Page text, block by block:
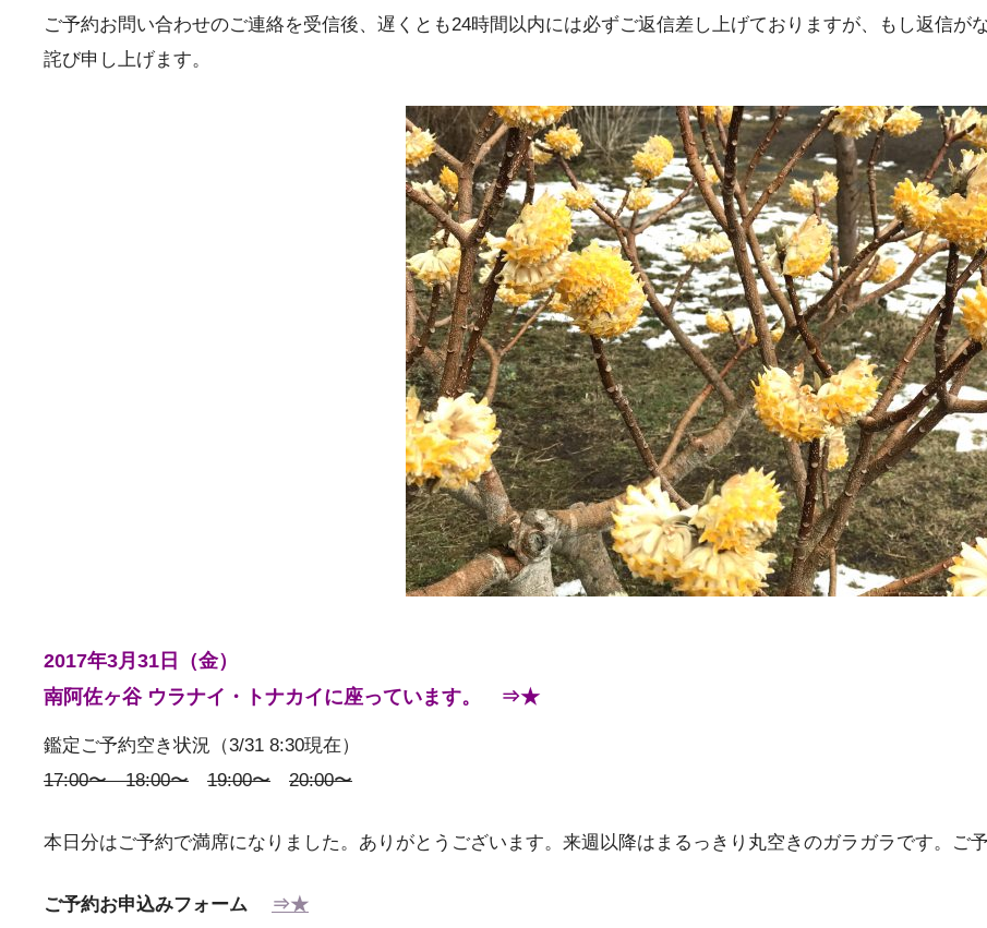
ご予約お問い合わせのご連絡を受信後、遅くとも24時間以内には必ずご返信差し上げておりますが、もし返信が
詫び申し上げます。
2017年3月31日（金）
南阿佐ヶ谷 ウラナイ・トナカイに座っています。 ⇒★
鑑定ご予約空き状況（3/31 8:30現在）
17:00〜 18:00〜
19:00〜 20:00〜
本日分はご予約で満席になりました。ありがとうございます。来週以降はまるっきり丸空きのガラガラです。ご
ご予約お申込みフォーム
⇒★